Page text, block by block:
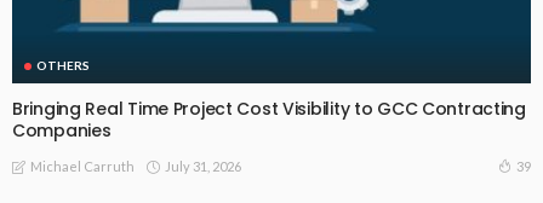
OTHERS
Bringing Real Time Project Cost Visibility to GCC Contracting
Companies
Michael Carruth July 31, 2026 39